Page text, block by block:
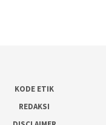
KODE ETIK
REDAKSI